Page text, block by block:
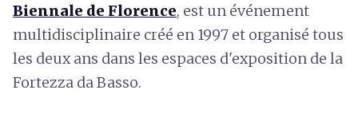
Biennale de Florence, est un événement
multidisciplinaire créé en 1997 et organisé tous
les deux ans dans les espaces d'exposition de la
Fortezza da Basso.